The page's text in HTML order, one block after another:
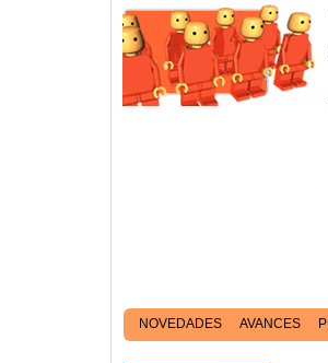
NOVEDADES AVANCES